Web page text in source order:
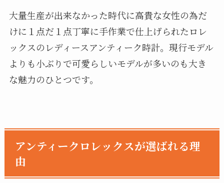
大量生産が出来なかった時代に高貴な女性の為だ
けに１点だ１点丁寧に手作業で仕上げられたロレ
ックスのレディースアンティーク時計。現行モデル
よりも小ぶりで可愛らしいモデルが多いのも大き
な魅力のひとつです。
アンティークロレックスが選ばれる理
由